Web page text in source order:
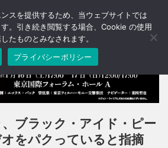
T
o
a
v
ブラック・アイド・ピー
をパクっていると指摘
スを提供するため、当ウェブサイトでは
。引き続き閲覧する場合、Cookie の使用
たものとみなされます。
プライバシーポリシー